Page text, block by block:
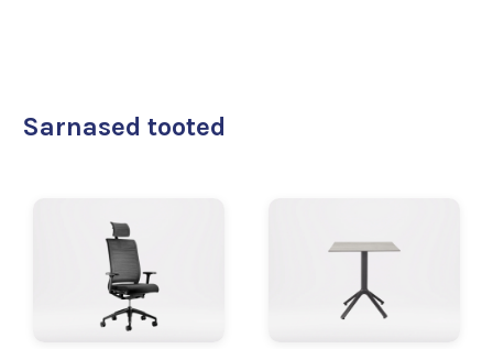
Sarnased tooted